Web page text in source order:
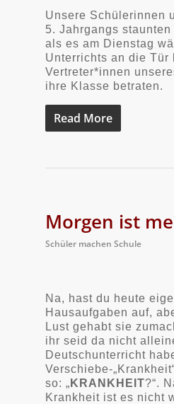
Unsere Schülerinnen
5. Jahrgangs
als es am Dienstag
Unterrichts an die Tür
Vertreter*innen
ihre Klasse betraten.
Read More
Morgen ist
Schüler machen Schule
Na, hast du heute
Hausaufgaben auf,
Lust gehabt sie
ihr seid da nicht
Deutschunterricht
Verschiebe-
so: „ KRANKHEIT?“.
Krankheit ist es nicht